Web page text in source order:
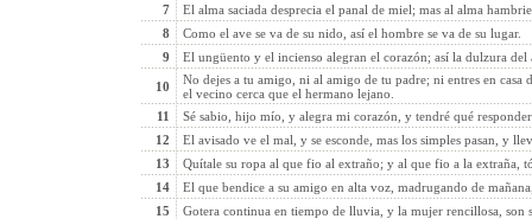
7
El alma saciada desprecia el panal de miel; mas al alma
8
Como el ave se va de su nido, así el hombre se va de su lugar.
9
El ungüento y el incienso alegran el corazón; así la dulzura
10
No dejes a tu amigo, ni al amigo de tu padre; ni entres en
el vecino cerca que el hermano lejano.
11
Sé sabio, hijo mío, y alegra mi corazón, y tendré qué
12
El avisado ve el mal, y se esconde, mas los simples pasan, y
13
Quítale su ropa al que fio al extraño; y al que fio a la extraña,
14
El que bendice a su amigo en alta voz, madrugando de
15
Gotera continua en tiempo de lluvia, y la mujer rencillosa, son